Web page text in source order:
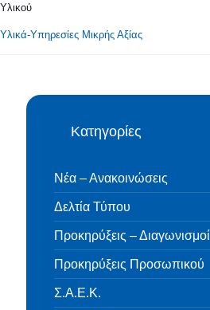
Υλικού
Υλικά-Υπηρεσίες Μικρής Αξίας
Κατηγορίες
Νέα – Ανακοινώσεις
Δελτία Τύπου
Προκηρύξεις – Διαγωνισμοί
Προκηρύξεις Προσωπικού
Σ.Α.Ε.Κ.